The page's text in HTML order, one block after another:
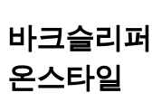
바크슬리
온스타일